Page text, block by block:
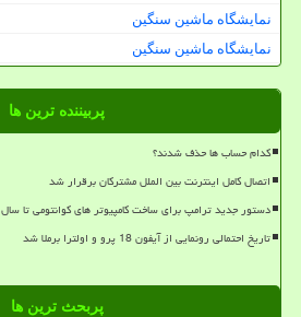
نمایشگاه ماشین سنگین
نمایشگاه ماشین سنگین
پربیننده ترین ها
کدام حساب ها حذف شدند؟
اتصال کامل اینترنت بین الملل مشترکان برقرار شد
دستور جدید ترامپ برای ساخت کامپیوتر های کوانتومی تا سال 2028
تاریخ احتمالی رونمایی از آیفون 18 پرو و اولترا برملا شد
پربحث ترین ها